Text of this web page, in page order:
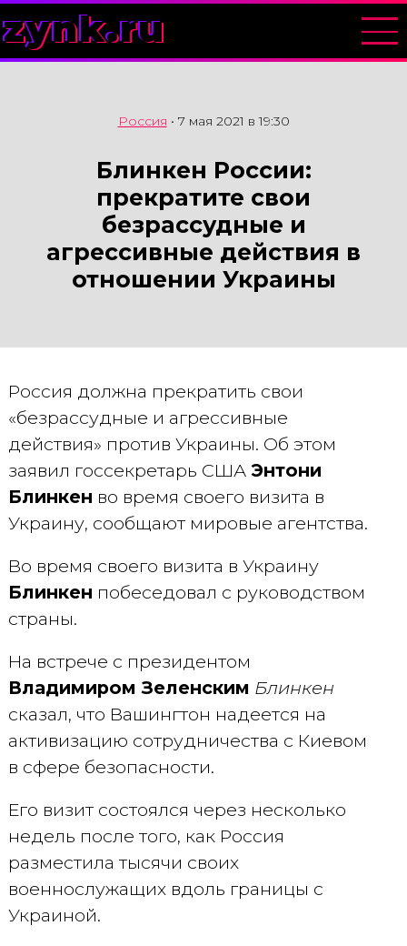
zynk.ru
Россия • 7 мая 2021 в 19:30
Блинкен России:
прекратите свои
безрассудные и
агрессивные действия в
отношении Украины
Россия должна прекратить свои
«безрассудные и агрессивные
действия» против Украины. Об этом
заявил госсекретарь США Энтони
Блинкен во время своего визита в
Украину, сообщают мировые агентства.
Во время своего визита в Украину
Блинкен побеседовал с руководством
страны.
На встрече с президентом
Владимиром Зеленским Блинкен
сказал, что Вашингтон надеется на
активизацию сотрудничества с Киевом
в сфере безопасности.
Его визит состоялся через несколько
недель после того, как Россия
разместила тысячи своих
военнослужащих вдоль границы с
Украиной.